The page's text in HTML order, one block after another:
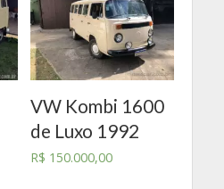
VW Kombi 1600
de Luxo 1992
R$ 150.000,00